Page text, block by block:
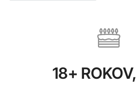
18+ ROKOV,